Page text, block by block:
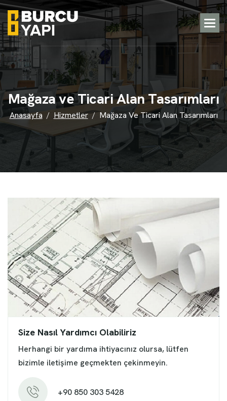
MağazaveTicariAlanTasarımları
Anasayfa Hizmetler Mağaza Ve Ticari Alan Tasarımları
Size Nasıl Yardımcı Olabiliriz
Herhangi bir yardıma ihtiyacınız olursa, lütfen
bizimle iletişime geçmekten çekinmeyin.
+90 850 303 5428